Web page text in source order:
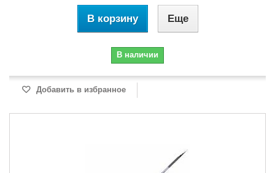
В корзину Еще
В наличии
Добавить в избранное